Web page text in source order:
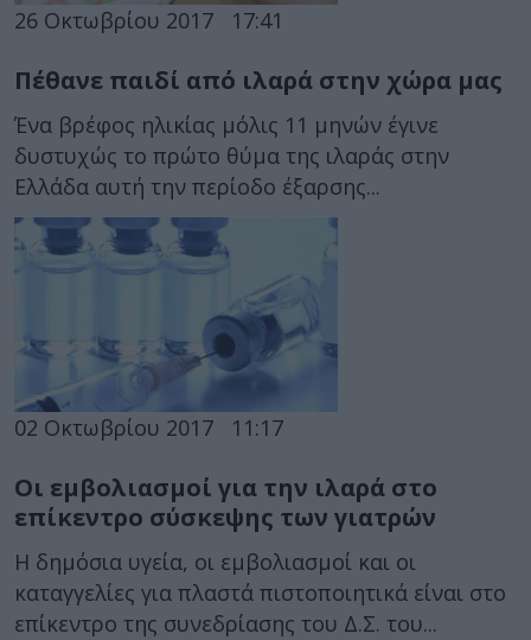
26 Οκτωβρίου 2017 17:41
Πέθανε παιδί από ιλαρά στην χώρα μας
Ένα βρέφος ηλικίας μόλις 11 μηνών έγινε
δυστυχώς το πρώτο θύμα της ιλαράς στην
Ελλάδα αυτή την περίοδο έξαρσης...
02 Οκτωβρίου 2017 11:17
Οι εμβολιασμοί για την ιλαρά στο
επίκεντρο σύσκεψης των γιατρών
Η δημόσια υγεία, οι εμβολιασμοί και οι
καταγγελίες για πλαστά πιστοποιητικά είναι στο
επίκεντρο της συνεδρίασης του Δ.Σ. του...